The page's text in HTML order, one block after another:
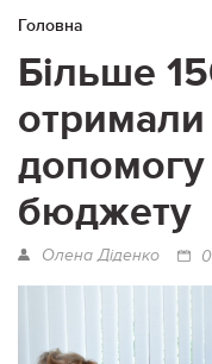
Головна
Більше
допомогу
бюджету
Олена Діденко